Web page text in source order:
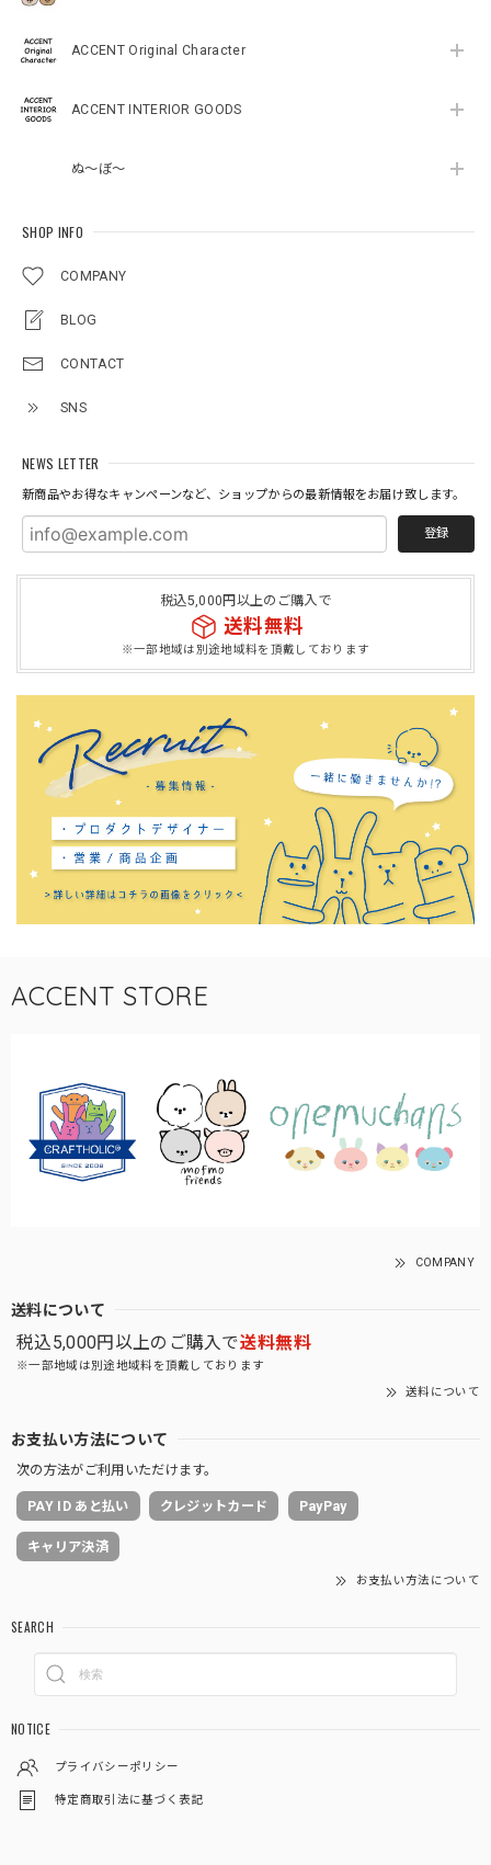
ACCENT Original Character
ACCENT INTERIOR GOODS
ぬ～ぼ～
SHOP INFO
COMPANY
BLOG
CONTACT
SNS
NEWS LETTER
新商品やお得なキャンペーンなど、ショップからの最新情報をお届け致します。
登録
税込5,000円以上のご購入で
送料無料
※一部地域は別途地域料を頂戴しております
ACCENT STORE
COMPANY
送料について
税込5,000円以上のご購入で送料無料
※一部地域は別途地域料を頂戴しております
送料について
お支払い方法について
次の方法がご利用いただけます。
PAY ID あと払い クレジットカード PayPay
キャリア決済
お支払い方法について
SEARCH
NOTICE
プライバシーポリシー
特定商取引法に基づく表記